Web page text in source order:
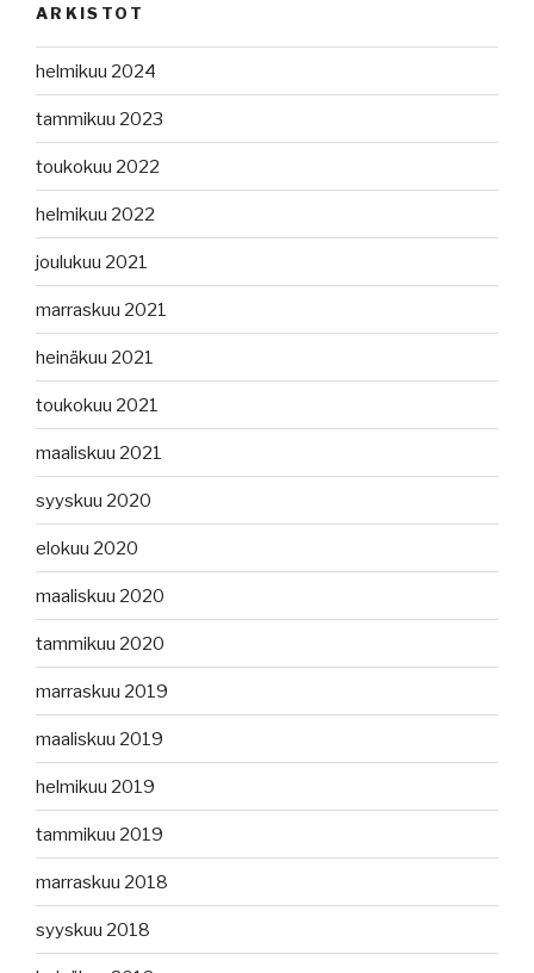
ARKISTOT
helmikuu 2024
tammikuu 2023
toukokuu 2022
helmikuu 2022
joulukuu 2021
marraskuu 2021
heinäkuu 2021
toukokuu 2021
maaliskuu 2021
syyskuu 2020
elokuu 2020
maaliskuu 2020
tammikuu 2020
marraskuu 2019
maaliskuu 2019
helmikuu 2019
tammikuu 2019
marraskuu 2018
syyskuu 2018